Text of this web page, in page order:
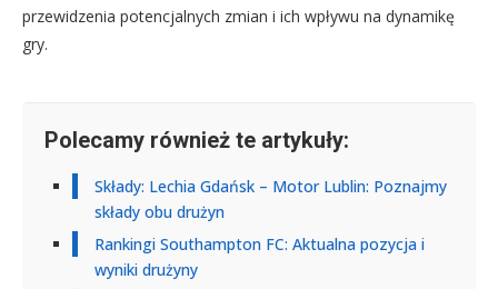
przewidzenia potencjalnych zmian i ich wpływu na dynamikę
gry.
Polecamy również te artykuły:
Składy: Lechia Gdańsk – Motor Lublin: Poznajmy
składy obu drużyn
Rankingi Southampton FC: Aktualna pozycja i
wyniki drużyny